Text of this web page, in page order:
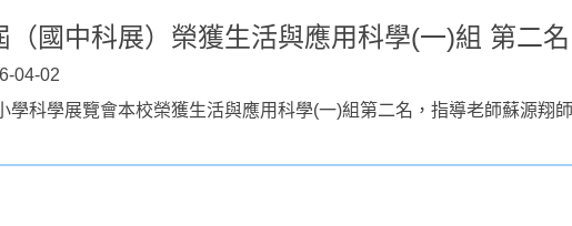
國中科展）榮獲生活與應用科學(一)組 第二名
04-02
科學展覽會本校榮獲生活與應用科學(一)組第二名，指導老師蘇源翔